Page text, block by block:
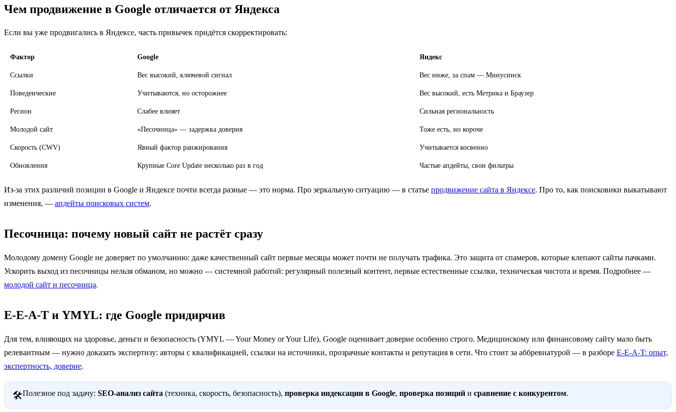
Чем продвижение в Google отличается от Яндекса
Если вы уже продвигались в Яндексе, часть привычек придётся скорректировать:
Фактор Google Яндекс
Ссылки Вес высокий, ключевой сигнал Вес ниже, за спам — Минусинск
Поведенческие Учитываются, но осторожнее Вес высокий, есть Метрика и Браузер
Регион Слабее влияет Сильная региональность
Молодой сайт «Песочница» — задержка доверия Тоже есть, но короче
Скорость (CWV) Явный фактор ранжирования Учитывается косвенно
Обновления Крупные Core Update несколько раз в год Частые апдейты, свои фильтры
Из-за этих различий позиции в Google и Яндексе почти всегда разные — это норма. Про зеркальную ситуацию — в статье продвижение сайта в Яндексе. Про то, как поисковики выкатывают
изменения, — апдейты поисковых систем.
Песочница: почему новый сайт не растёт сразу
Молодому домену Google не доверяет по умолчанию: даже качественный сайт первые месяцы может почти не получать трафика. Это защита от спамеров, которые клепают сайты пачками.
Ускорить выход из песочницы нельзя обманом, но можно — системной работой: регулярный полезный контент, первые естественные ссылки, техническая чистота и время. Подробнее —
молодой сайт и песочница.
E-E-A-T и YMYL: где Google придирчив
Для тем, влияющих на здоровье, деньги и безопасность (YMYL — Your Money or Your Life), Google оценивает доверие особенно строго. Медицинскому или финансовому сайту мало быть
релевантным — нужно доказать экспертизу: авторы с квалификацией, ссылки на источники, прозрачные контакты и репутация в сети. Что стоит за аббревиатурой — в разборе E-E-A-T: опыт,
экспертность, доверие.
🛠Полезное под задачу: SEO-анализ сайта (техника, скорость, безопасность), проверка индексации в Google, проверка позиций и сравнение с конкурентом.